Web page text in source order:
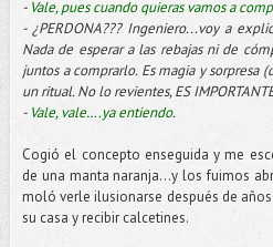
- Vale, pues cuando quieras vamos a
- ¿PERDONA??? Ingeniero...voy a
Nada de esperar a las rebajas ni de
juntos a comprarlo. Es magia y
un ritual. No lo revientes, ES
- Vale, vale….ya entiendo.
Cogió el concepto enseguida y me
de una manta naranja…y los fuimos
moló verle ilusionarse después de
su casa y recibir calcetines.